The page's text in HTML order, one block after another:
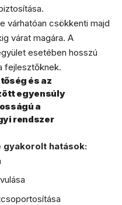
várhatóan csökkenti majd
várat magára. A
esetében hosszú
fejlesztőknek.
és az
egyensúly
a
rendszer
hatások: